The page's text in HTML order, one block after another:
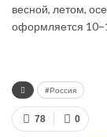
весной, летом,
оформляется
#Россия
0
78